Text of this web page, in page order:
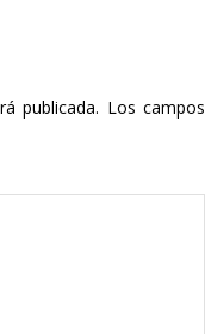
publicada. Los campos